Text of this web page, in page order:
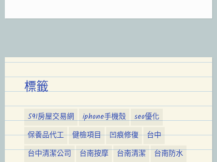
標籤
591房屋交易網 iphone手機殼
seo優化
保養品代工
健檢項目 凹痕修復
台中
台中清潔公司
台南按摩 台南清潔
台南防水